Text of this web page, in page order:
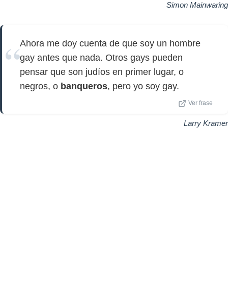
Simon Mainwaring
Ahora me doy cuenta de que soy un hombre
gay antes que nada. Otros gays pueden
pensar que son judíos en primer lugar, o
negros, o banqueros, pero yo soy gay.
Ver frase
Larry Kramer